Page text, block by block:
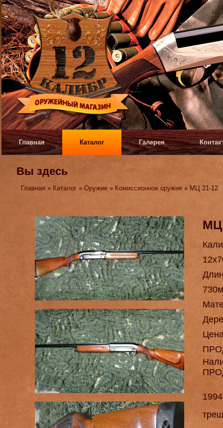
Главная Каталог Галерея
Вы здесь
Главная » Каталог »Оружие » Комиссионное оружие » МЦ 21-12
МЦ